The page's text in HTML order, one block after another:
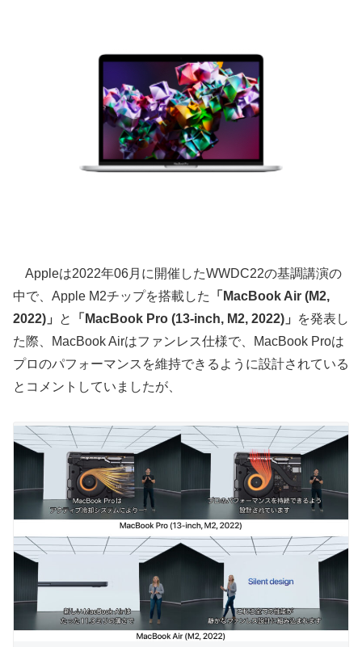
Appleは2022年06月に開催したWWDC22の基調講演の
中で、Apple M2チップを搭載した
「MacBook Air (M2,
2022)」
と 「MacBook Pro (13-inch, M2, 2022)」
を発表し
た際、MacBook Airはファンレス仕様で、MacBook Proは
プロのパフォーマンスを維持できるように設計されている
とコメントしていましたが、